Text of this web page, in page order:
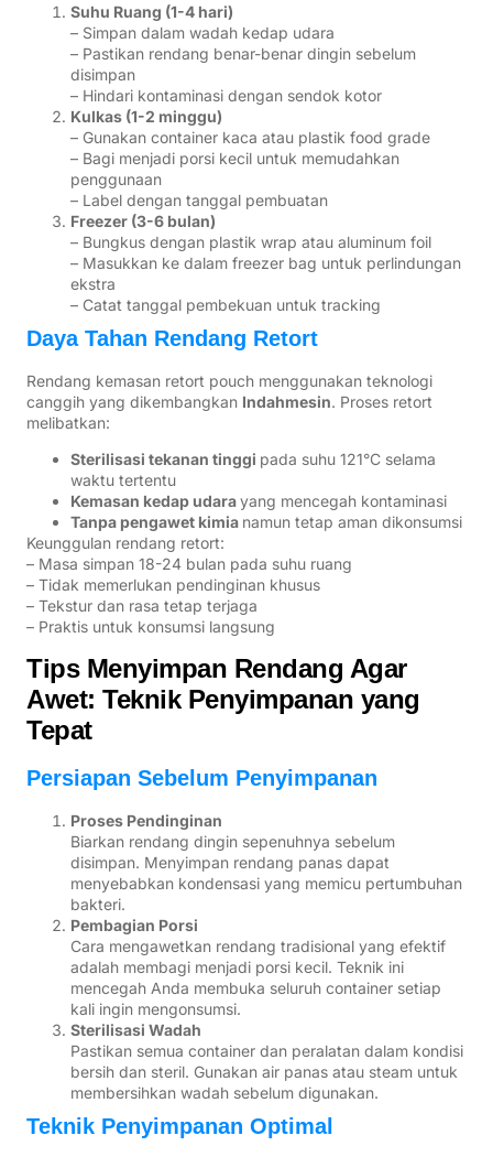
Suhu Ruang (1-4 hari)
– Simpan dalam wadah kedap udara
– Pastikan rendang benar-benar dingin sebelum
disimpan
– Hindari kontaminasi dengan sendok kotor
Kulkas (1-2 minggu)
– Gunakan container kaca atau plastik food grade
– Bagi menjadi porsi kecil untuk memudahkan
penggunaan
– Label dengan tanggal pembuatan
Freezer (3-6 bulan)
– Bungkus dengan plastik wrap atau aluminum foil
– Masukkan ke dalam freezer bag untuk perlindungan
ekstra
– Catat tanggal pembekuan untuk tracking
Daya Tahan Rendang Retort
Rendang kemasan retort pouch menggunakan teknologi
canggih yang dikembangkan Indahmesin. Proses retort
melibatkan:
Sterilisasi tekanan tinggi pada suhu 121°C selama
waktu tertentu
Kemasan kedap udarayang mencegah kontaminasi
Tanpa pengawet kimia namun tetap aman dikonsumsi
Keunggulan rendang retort:
– Masa simpan 18-24 bulan pada suhu ruang
– Tidak memerlukan pendinginan khusus
– Tekstur dan rasa tetap terjaga
– Praktis untuk konsumsi langsung
Tips Menyimpan Rendang Agar
Awet: Teknik Penyimpanan yang
Tepat
Persiapan Sebelum Penyimpanan
Proses Pendinginan
Biarkan rendang dingin sepenuhnya sebelum
disimpan. Menyimpan rendang panas dapat
menyebabkan kondensasi yang memicu pertumbuhan
bakteri.
Pembagian Porsi
Cara mengawetkan rendang tradisional yang efektif
adalah membagi menjadi porsi kecil. Teknik ini
mencegah Anda membuka seluruh container setiap
kali ingin mengonsumsi.
Sterilisasi Wadah
Pastikan semua container dan peralatan dalam kondisi
bersih dan steril. Gunakan air panas atau steam untuk
membersihkan wadah sebelum digunakan.
Teknik Penyimpanan Optimal